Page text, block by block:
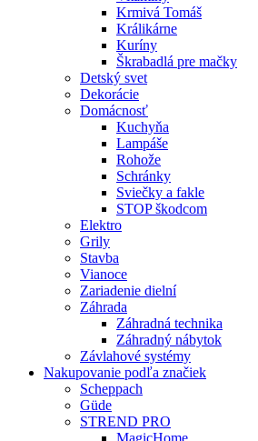
Krmivá Tomáš
Králikárne
Kuríny
Škrabadlá pre mačky
Detský svet
Dekorácie
Domácnosť
Kuchyňa
Lampáše
Rohože
Schránky
Sviečky a fakle
STOP škodcom
Elektro
Grily
Stavba
Vianoce
Zariadenie dielní
Záhrada
Záhradná technika
Záhradný nábytok
Závlahové systémy
Nakupovanie podľa značiek
Scheppach
Güde
STREND PRO
MagicHome